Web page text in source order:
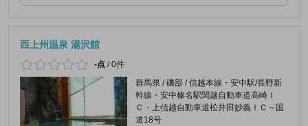
西上州温泉 湯沢館
-点 /0件
群馬県 / 磯部 / 信越本線・安中駅/長野新
幹線・安中榛名駅関越自動車道高崎Ｉ
Ｃ・上信越自動車道松井田妙義ＩＣ～国
道18号